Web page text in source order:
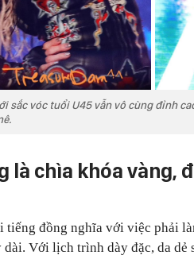
sắc vóc tuổi U45 vẫn vô cùng đỉnh
là chìa khóa vàng,
tiếng đồng nghĩa với việc phải
dài. Với lịch trình dày đặc, da dẻ